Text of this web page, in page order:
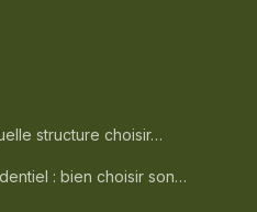
structure choisir…
: bien choisir son…